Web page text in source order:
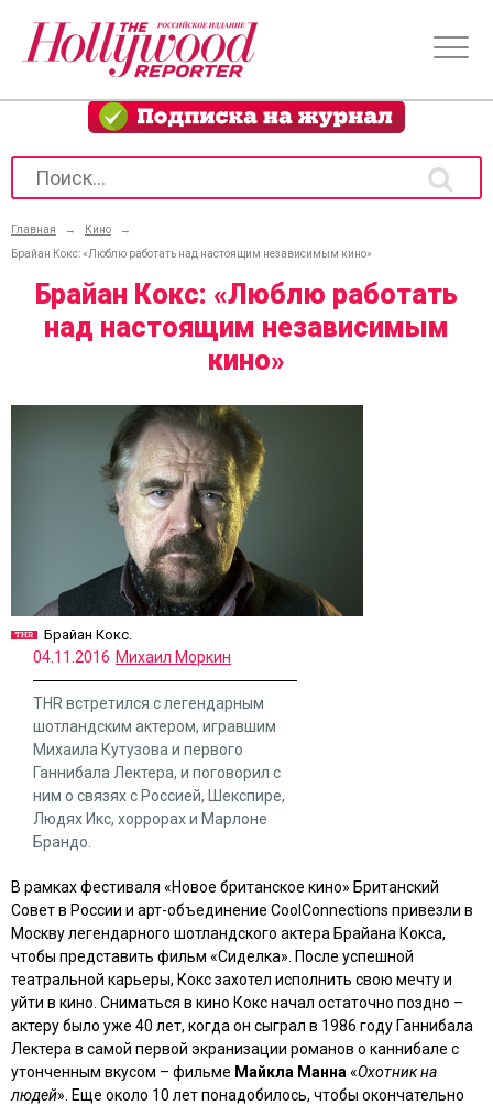
Главная → Кино
→
Брайан Кокс: «Люблю работать над настоящим независимым кино»
Брайан Кокс: «Люблю работать
над настоящим независимым
кино»
Брайан Кокс.
04.11.2016 Михаил Моркин
THR встретился с легендарным
шотландским актером, игравшим
Михаила Кутузова и первого
Ганнибала Лектера, и поговорил с
ним о связях с Россией, Шекспире,
Людях Икс, хоррорах и Марлоне
Брандо.
В рамках фестиваля «Новое британское кино» Британский
Совет в России и арт-объединение CoolConnections привезли в
Москву легендарного шотландского актера Брайана Кокса,
чтобы представить фильм «Сиделка». После успешной
театральной карьеры, Кокс захотел исполнить свою мечту и
уйти в кино. Сниматься в кино Кокс начал остаточно поздно –
актеру было уже 40 лет, когда он сыграл в 1986 году Ганнибала
Лектера в самой первой экранизации романов о каннибале с
утонченным вкусом – фильме Майкла Манна «Охотник на
людей». Еще около 10 лет понадобилось, чтобы окончательно